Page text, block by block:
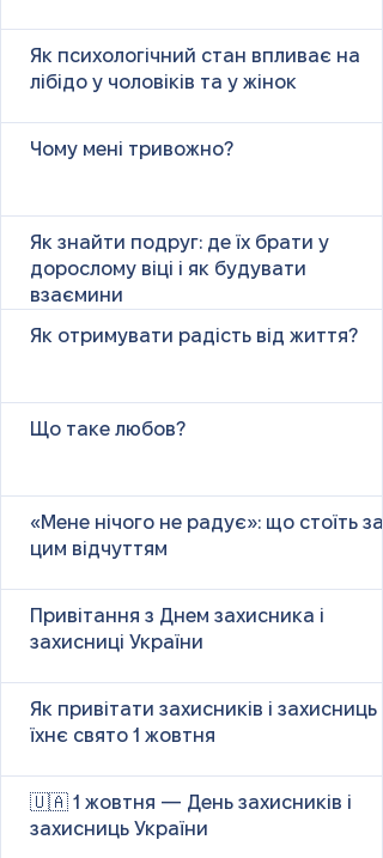
Як психологічний стан впливає на
лібідо у чоловіків та у жінок
Чому мені тривожно?
Як знайти подруг: де їх брати у
дорослому віці і як будувати
взаємини
Як отримувати радість від життя?
Що таке любов?
«Мене нічого не радує»: що стоїть за
цим відчуттям
Привітання з Днем захисника і
захисниці України
Як привітати захисників і захисниць у
їхнє свято 1 жовтня
🇺🇦 1 жовтня — День захисників і
захисниць України